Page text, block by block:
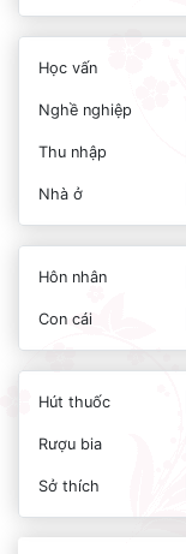
Học vấn
Nghề nghiệp
Thu nhập
Nhà ở
Hôn nhân
Con cái
Hút thuốc
Rượu bia
Sở thích